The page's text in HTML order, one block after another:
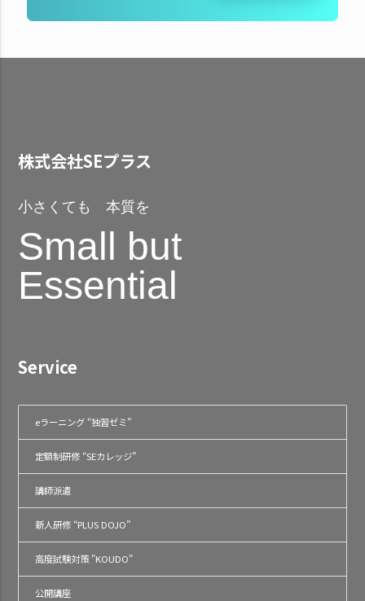
株式会社SEプラス
小さくても 本質を
Small but
Essential
Service
eラーニング “独習ゼミ”
定額制研修 “SEカレッジ”
講師派遣
新人研修 “PLUS DOJO”
高度試験対策 "KOUDO"
公開講座